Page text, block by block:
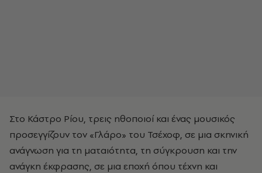
Στο Κάστρο Ρίου, τρεις ηθοποιοί και ένας μουσικός
προσεγγίζουν τον «Γλάρο» του Τσέχοφ, σε μια σκηνική
ανάγνωση για τη ματαιότητα, τη σύγκρουση και την
ανάγκη έκφρασης, σε μια εποχή όπου τέχνη και